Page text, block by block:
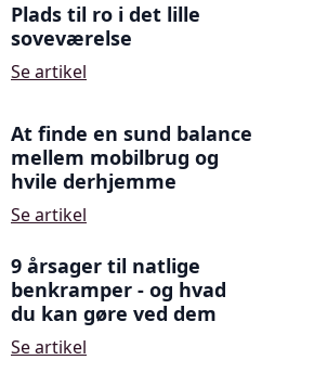
Plads til ro i det lille
soveværelse
Se artikel
At finde en sund balance
mellem mobilbrug og
hvile derhjemme
Se artikel
9 årsager til natlige
benkramper - og hvad
du kan gøre ved dem
Se artikel